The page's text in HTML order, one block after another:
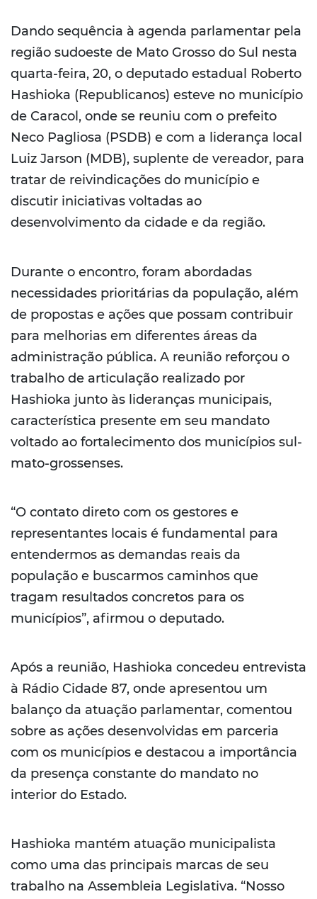
Dando sequência à agenda parlamentar pela
região sudoeste de Mato Grosso do Sul nesta
quarta-feira, 20, o deputado estadual Roberto
Hashioka (Republicanos) esteve no município
de Caracol, onde se reuniu com o prefeito
Neco Pagliosa (PSDB) e com a liderança local
Luiz Jarson (MDB), suplente de vereador, para
tratar de reivindicações do município e
discutir iniciativas voltadas ao
desenvolvimento da cidade e da região.
Durante o encontro, foram abordadas
necessidades prioritárias da população, além
de propostas e ações que possam contribuir
para melhorias em diferentes áreas da
administração pública. A reunião reforçou o
trabalho de articulação realizado por
Hashioka junto às lideranças municipais,
característica presente em seu mandato
voltado ao fortalecimento dos municípios sul-
mato-grossenses.
“O contato direto com os gestores e
representantes locais é fundamental para
entendermos as demandas reais da
população e buscarmos caminhos que
tragam resultados concretos para os
municípios”, afirmou o deputado.
Após a reunião, Hashioka concedeu entrevista
à Rádio Cidade 87, onde apresentou um
balanço da atuação parlamentar, comentou
sobre as ações desenvolvidas em parceria
com os municípios e destacou a importância
da presença constante do mandato no
interior do Estado.
Hashioka mantém atuação municipalista
como uma das principais marcas de seu
trabalho na Assembleia Legislativa. “Nosso